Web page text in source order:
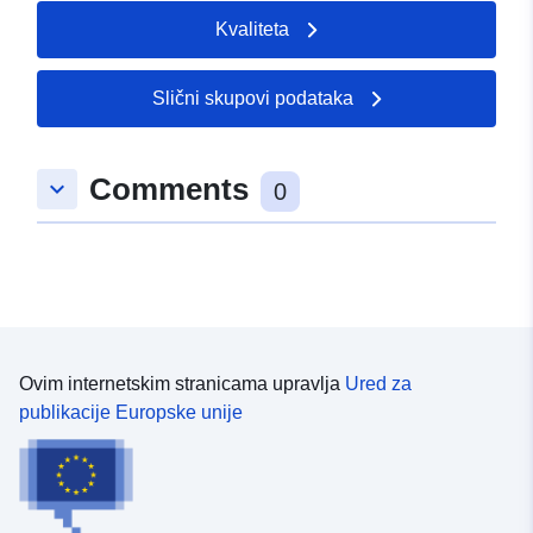
Kvaliteta
Slični skupovi podataka
keyboard_arrow_down Comments 0
Ovim internetskim stranicama upravlja Ured za
publikacije Europske unije